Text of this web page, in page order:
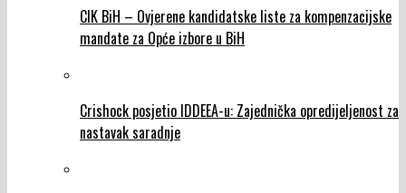
CIK BiH – Ovjerene kandidatske liste za kompenzacijske
mandate za Opće izbore u BiH
Crishock posjetio IDDEEA-u: Zajednička opredijeljenost za
nastavak saradnje